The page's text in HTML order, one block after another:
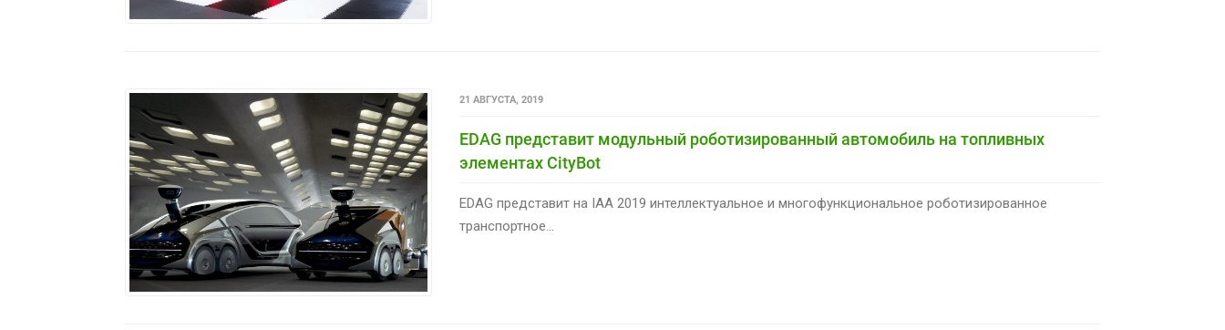
21 АВГУСТА, 2019
EDAG представит модульный роботизированный автомобиль на топливных
элементах CityBot
EDAG представит на IAA 2019 интеллектуальное и многофункциональное роботизированное
транспортное...